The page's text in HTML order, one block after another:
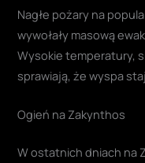
Nagłe pożary na
wywołały masową
Wysokie temperatury,
sprawiają, że wyspa
Ogień na Zakynthos
W ostatnich dniach na